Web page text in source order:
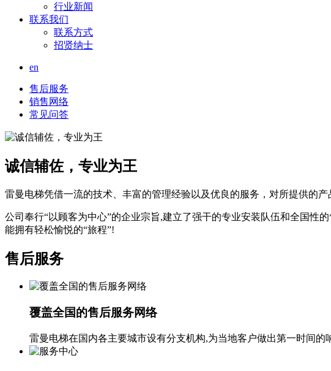
行业新闻
联系我们
联系方式
招贤纳士
en
售后服务
销售网络
常见问答
诚信辅佐，专业为王
雷曼电梯凭借一流的技术、丰富的管理经验以及优良的服务，对所提供的
公司奉行“以顾客为中心”的企业宗旨,建立了强干的专业安装队伍和全国性
能拥有轻松愉悦的“旅程”!
售后服务
覆盖全国的售后服务网络
雷曼电梯在国内各主要城市设有分支机构,为当地客户做出第一时间的